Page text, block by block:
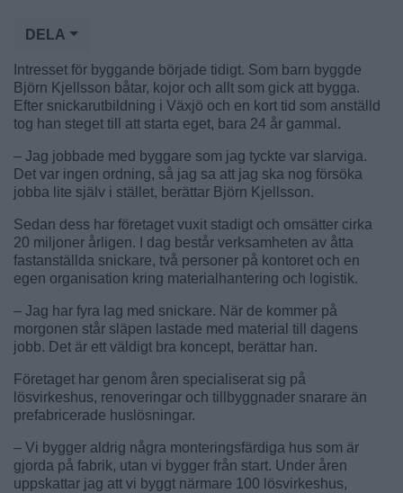
DELA
Intresset för byggande började tidigt. Som barn byggde
Björn Kjellsson båtar, kojor och allt som gick att bygga.
Efter snickarutbildning i Växjö och en kort tid som anställd
tog han steget till att starta eget, bara 24 år gammal.
– Jag jobbade med byggare som jag tyckte var slarviga.
Det var ingen ordning, så jag sa att jag ska nog försöka
jobba lite själv i stället, berättar Björn Kjellsson.
Sedan dess har företaget vuxit stadigt och omsätter cirka
20 miljoner årligen. I dag består verksamheten av åtta
fastanställda snickare, två personer på kontoret och en
egen organisation kring materialhantering och logistik.
– Jag har fyra lag med snickare. När de kommer på
morgonen står släpen lastade med material till dagens
jobb. Det är ett väldigt bra koncept, berättar han.
Företaget har genom åren specialiserat sig på
lösvirkeshus, renoveringar och tillbyggnader snarare än
prefabricerade huslösningar.
– Vi bygger aldrig några monteringsfärdiga hus som är
gjorda på fabrik, utan vi bygger från start. Under åren
uppskattar jag att vi byggt närmare 100 lösvirkeshus,